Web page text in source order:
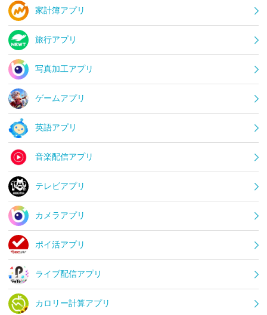
家計簿アプリ
旅行アプリ
写真加工アプリ
ゲームアプリ
英語アプリ
音楽配信アプリ
テレビアプリ
カメラアプリ
ポイ活アプリ
ライブ配信アプリ
カロリー計算アプリ